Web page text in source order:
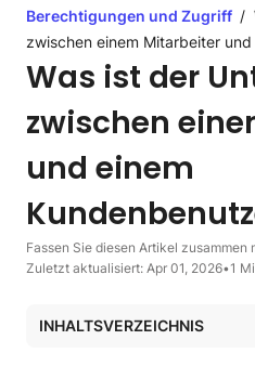
Berechtigungen und Zugriff /
zwischen einem Mitarbeiter
Was ist der
zwischen
und einem
Fassen Sie diesen Artikel zusammen
Zuletzt aktualisiert: Apr 01, 2026•1
INHALTSVERZEICHNIS